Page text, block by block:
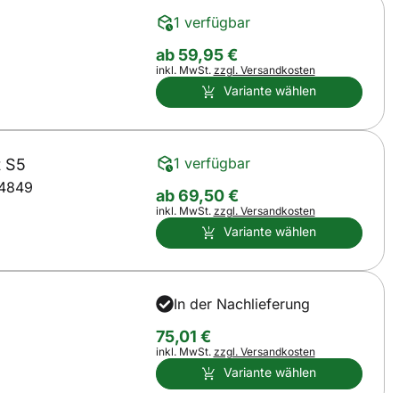
1 verfügbar
ab:
ab 59,95€
Steuerhinweis:
inkl. MwSt. zzgl. Versandkosten
Variante wählen
S5
49
1 verfügbar
ab:
ab 69,50€
Steuerhinweis:
inkl. MwSt. zzgl. Versandkosten
Variante wählen
In der Nachlieferung
75,01 €
Steuerhinweis:
inkl. MwSt. zzgl. Versandkosten
Variante wählen